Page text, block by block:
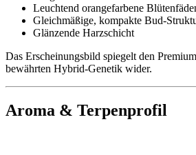
Leuchtend orangefarbene
Gleichmäßige, kompakte Bud-
Glänzende Harzschicht
Das Erscheinungsbild spiegelt den
bewährten Hybrid-Genetik wider.
Aroma & Terpenprofil